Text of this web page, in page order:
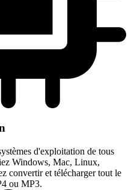
d'exploitation de tous
Windows, Mac, Linux,
convertir et télécharger tout le
ou MP3.